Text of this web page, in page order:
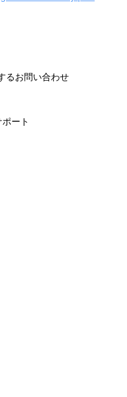
るお問い合わせ
ート